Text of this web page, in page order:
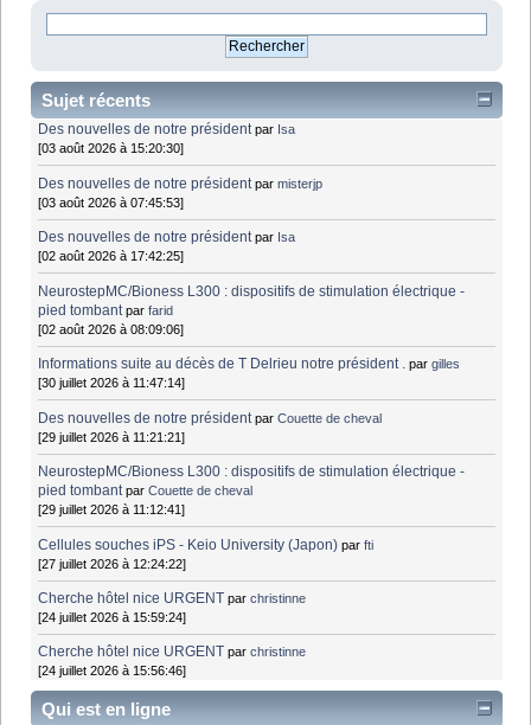
Sujet récents
Des nouvelles de notre président par Isa
[03 août 2026 à 15:20:30]
Des nouvelles de notre président parmisterjp
[03 août 2026 à 07:45:53]
Des nouvelles de notre président par Isa
[02 août 2026 à 17:42:25]
NeurostepMC/Bioness L300 : dispositifs de stimulation électrique -
pied tombant parfarid
[02 août 2026 à 08:09:06]
Informations suite au décès de T Delrieu notre président . pargilles
[30 juillet 2026 à 11:47:14]
Des nouvelles de notre président parCouette de cheval
[29 juillet 2026 à 11:21:21]
NeurostepMC/Bioness L300 : dispositifs de stimulation électrique -
pied tombant parCouette de cheval
[29 juillet 2026 à 11:12:41]
Cellules souches iPS - Keio University (Japon) parfti
[27 juillet 2026 à 12:24:22]
Cherche hôtel nice URGENT parchristinne
[24 juillet 2026 à 15:59:24]
Cherche hôtel nice URGENT parchristinne
[24 juillet 2026 à 15:56:46]
Qui est en ligne